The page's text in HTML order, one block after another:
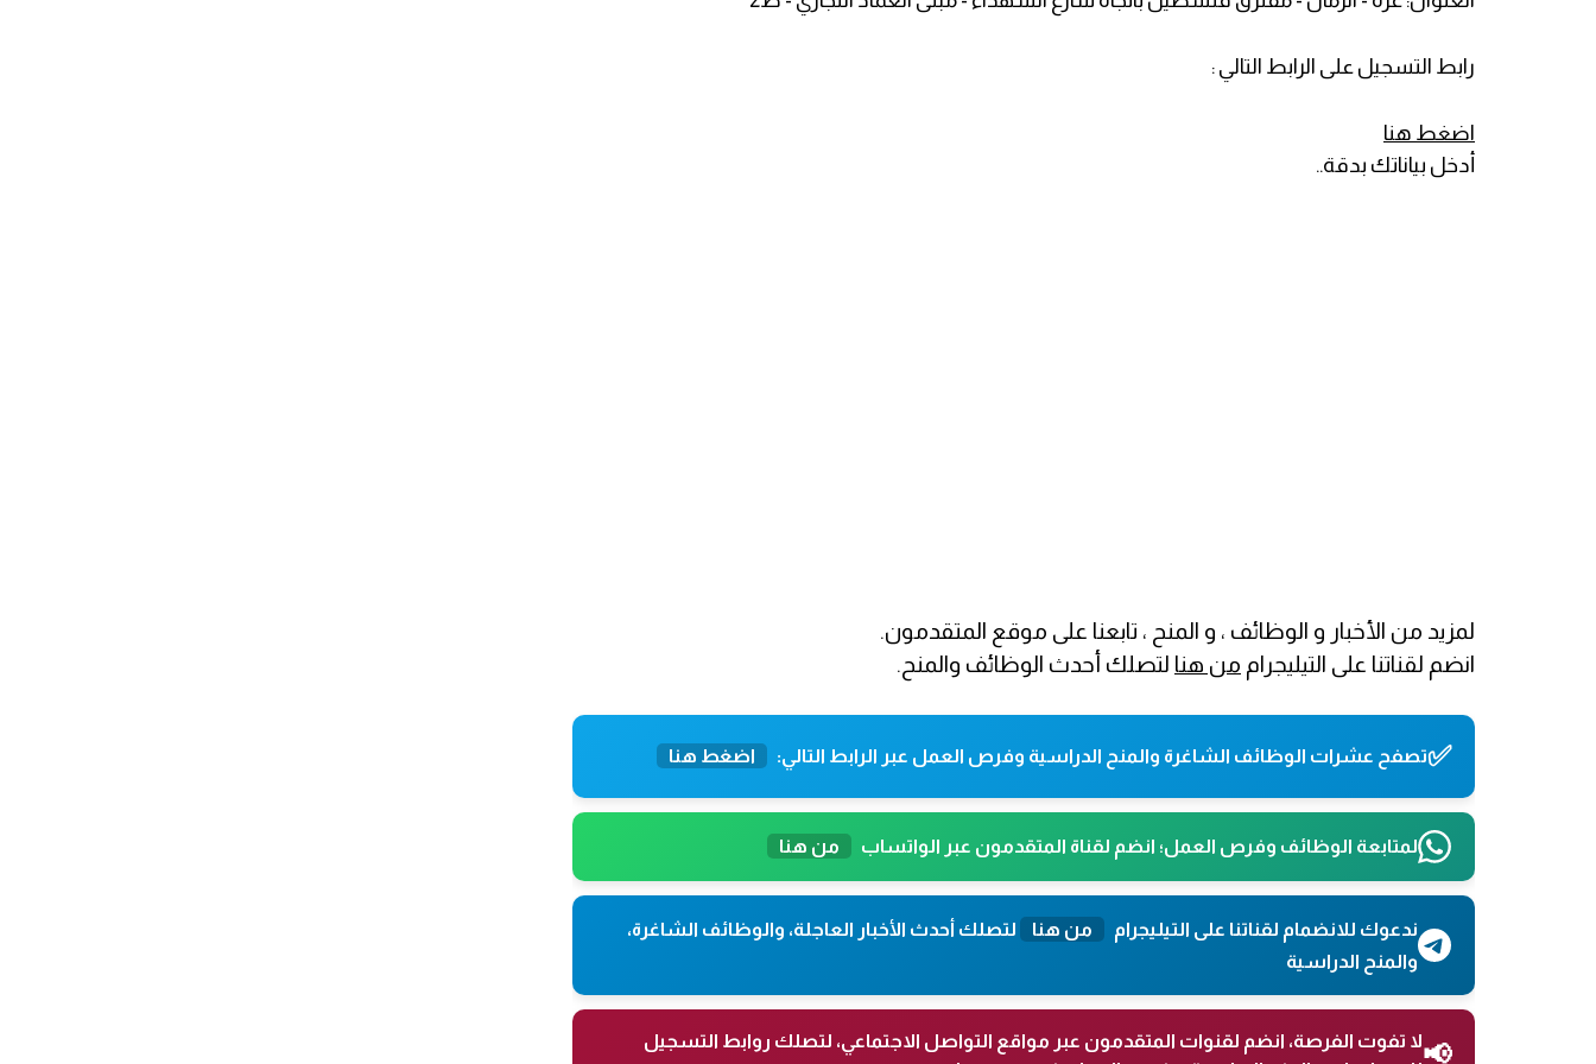
رابط التسجيل على الرابط التالي :
اضغط هنا
أدخل بياناتك بدقة..
لمزيد من الأخبار و الوظائف ، و المنح ، تابعنا على موقع المتقدمون.
انضم لقناتنا على التيليجرام من هنا لتصلك أحدث الوظائف والمنح.
✅تصفح عشرات الوظائف الشاغرة والمنح الدراسية وفرص العمل عبر الرابط التالي: اضغط هنا
لمتابعة الوظائف وفرص العمل؛ انضم لقناة المتقدمون عبر الواتساب من هنا
ندعوك للانضمام لقناتنا على التيليجرام من هنا
لتصلك أحدث الأخبار العاجلة، والوظائف الشاغرة،
والمنح الدراسية
📢لا تفوت الفرصة، انضم لقنوات المتقدمون عبر مواقع التواصل الاجتماعي، لتصلك روابط التسجيل